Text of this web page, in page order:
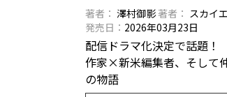
著者 澤村御影著者
スカイ
発売日
2026年03月23日
配信ドラマ化決定で話題
作家×新米編集者、そして
の物語